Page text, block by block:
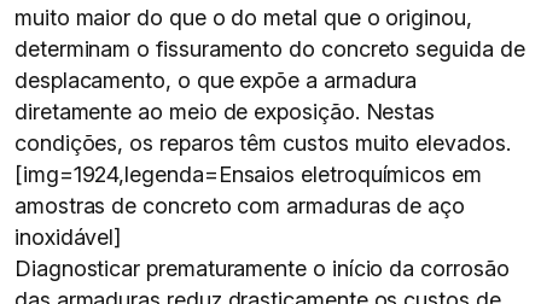
muito maior do que o do metal que o originou,
determinam o fissuramento do concreto seguida de
desplacamento, o que expõe a armadura
diretamente ao meio de exposição. Nestas
condições, os reparos têm custos muito elevados.
[img=1924,legenda=Ensaios eletroquímicos em
amostras de concreto com armaduras de aço
inoxidável]
Diagnosticar prematuramente o início da corrosão